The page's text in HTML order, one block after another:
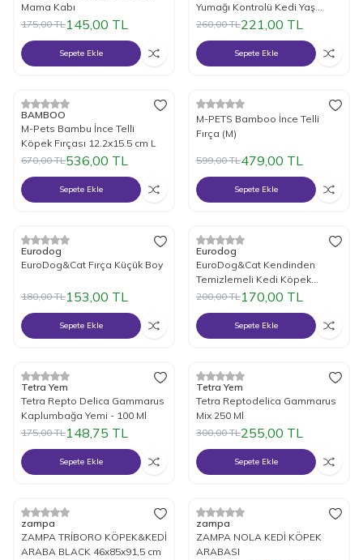
Mama Kabı
175,00TL145,00 TL
Sepete Ekle
Yumağı Kontrolü Kedi Yaş
Maması 7x35 Gr
260,00TL221,00 TL
Sepete Ekle
%20İndirim
Yeni
BAMBOO
M-Pets Bambu İnce Telli
Köpek Fırçası 12.2x15.5 cm L
670,00TL536,00 TL
Sepete Ekle
%20İndirim
Yeni
M-PETS Bamboo İnce Telli
Fırça (M)
599,00TL479,00 TL
Sepete Ekle
%15İndirim
Yeni
Eurodog
EuroDog&Cat Fırça Küçük Boy
180,00TL153,00 TL
Sepete Ekle
%15İndirim
Yeni
Eurodog
EuroDog&Cat Kendinden
Temizlemeli Kedi Köpek
Fırçası Medium
200,00TL170,00 TL
Sepete Ekle
%15İndirim
Yeni
Tetra Yem
Tetra Repto Delica Gammarus
Kaplumbağa Yemi - 100 Ml
175,00TL148,75 TL
Sepete Ekle
%15İndirim
Yeni
Tetra Yem
Tetra Reptodelica Gammarus
Mix 250 Ml
300,00TL255,00 TL
Sepete Ekle
%20İndirim
Yeni
zampa
ZAMPA TRİBORO KÖPEK&KEDİ
ARABA BLACK 46x85x91,5 cm
%20İndirim
Yeni
zampa
ZAMPA NOLA KEDİ KÖPEK
ARABASI